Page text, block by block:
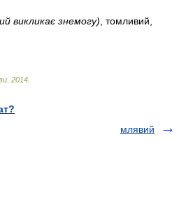
викликає знемогу) , томливий,
2014
млявий